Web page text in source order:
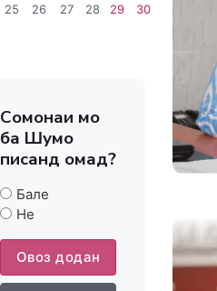
25 26 27 28 29
30
Сомонаи мо
ба Шумо
писанд омад?
Бале
Не
Овоз додан